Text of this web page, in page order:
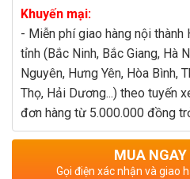
Khuyến mại:
- Miễn phí giao hàng nội
tỉnh (Bắc Ninh, Bắc Giang, Hà
Nguyên, Hưng Yên, Hòa Bình,
Thọ, Hải Dương...) theo tuyến
đơn hàng từ 5.000.000 đồng
MUA NGAY
Gọi điện xác nhận và giao